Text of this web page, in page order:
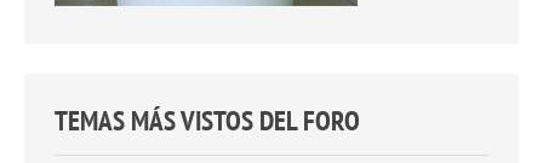
TEMAS MÁS VISTOS DEL FORO